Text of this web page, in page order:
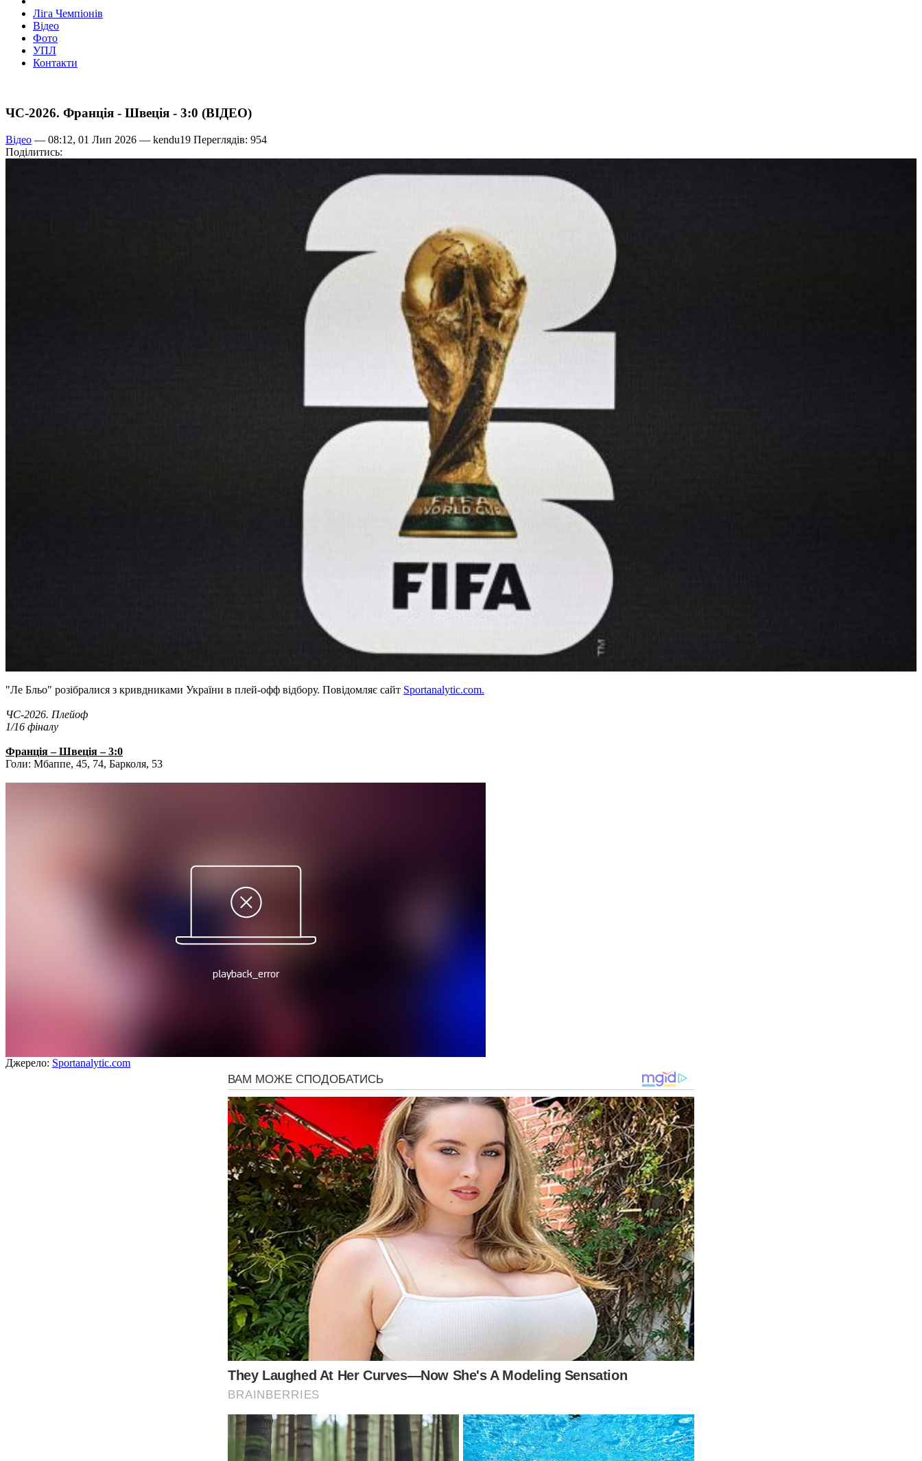
Ліга Чемпіонів
Відео
Фото
УПЛ
Контакти
ЧС-2026. Франція - Швеція - 3:0 (ВІДЕО)
Відео — 08:12, 01 Лип 2026 — kendu19 Переглядів: 954
Поділитись:
"Ле Бльо" розібралися з кривдниками України в плей-офф відбору. Повідомляє сайт Sportanalytic.com.
ЧС-2026. Плейоф
1/16 фіналу
Франція – Швеція – 3:0
Голи: Мбаппе, 45, 74, Барколя, 53
Джерело: Sportanalytic.com